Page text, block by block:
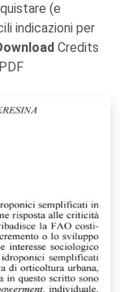
(e
indicazioni per
Credits